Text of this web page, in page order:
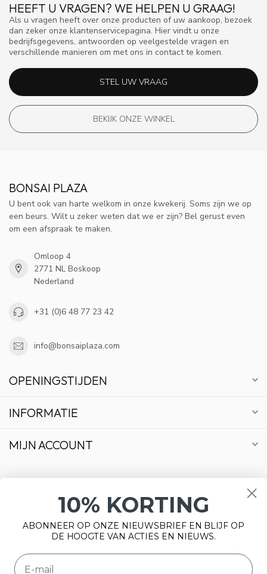
HEEFT U VRAGEN? WE HELPEN U GRAAG!
Als u vragen heeft over onze producten of uw aankoop, bezoek
dan zeker onze klantenservicepagina. Hier vindt u onze
bedrijfsgegevens, antwoorden op veelgestelde vragen en
verschillende manieren om met ons in contact te komen.
STEL UW VRAAG
BEKIJK ONZE WINKEL
BONSAI PLAZA
U bent ook van harte welkom in onze kwekerij. Soms zijn we op
een beurs. Wilt u zeker weten dat we er zijn? Bel gerust even
om een afspraak te maken.
Omloop 4
2771 NL Boskoop
Nederland
+31 (0)6 48 77 23 42
info@bonsaiplaza.com
OPENINGSTIJDEN
INFORMATIE
MIJN ACCOUNT
10% KORTING
ABONNEER OP ONZE NIEUWSBRIEF EN BLIJF OP
DE HOOGTE VAN ACTIES EN NIEUWS.